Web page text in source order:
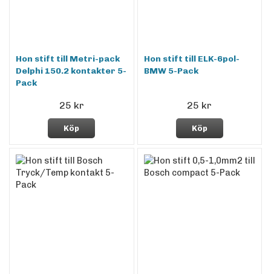
Hon stift till Metri-pack
Delphi 150.2 kontakter 5-
Pack
25 kr
Köp
Hon stift till ELK-6pol-
BMW 5-Pack
25 kr
Köp